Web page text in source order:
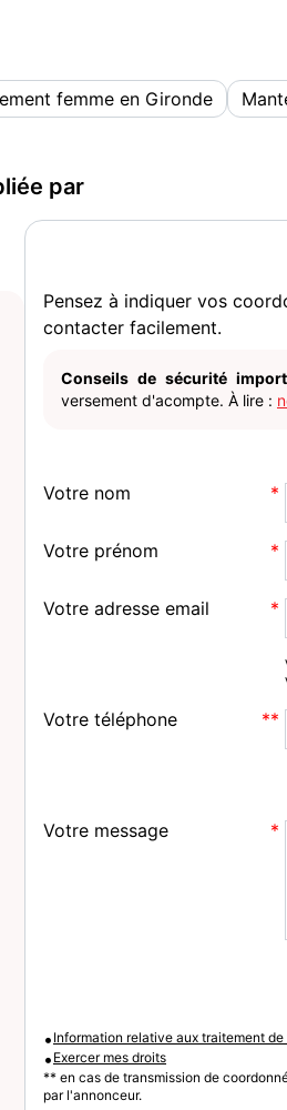
femme en Gironde
par
Pensez à indiquer vos
contacter facilement.
Conseils de sécurité
versement d'acompte. À lire :
Votre nom
Votre prénom
Votre adresse email
Votre téléphone
Votre message
• Information relative aux traitement
• Exercer mes droits
** en cas de transmission de
par l'annonceur.